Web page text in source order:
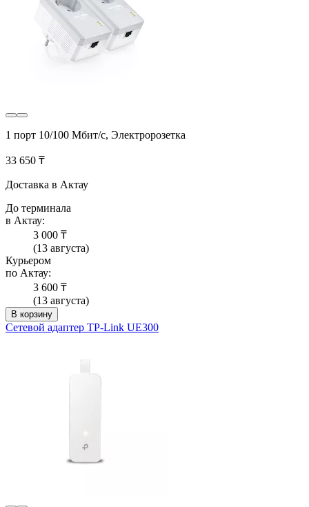
1 порт 10/100 Мбит/с, Электророзетка
33 650 ₸
Доставка в Актау
До терминала
в Актау:
3 000 ₸
(13 августа)
Курьером
по Актау:
3 600 ₸
(13 августа)
В корзину
Сетевой адаптер TP-Link UE300